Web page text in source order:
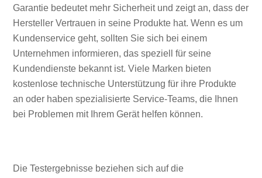
Garantie bedeutet mehr Sicherheit und zeigt an, dass der
Hersteller Vertrauen in seine Produkte hat. Wenn es um
Kundenservice geht, sollten Sie sich bei einem
Unternehmen informieren, das speziell für seine
Kundendienste bekannt ist. Viele Marken bieten
kostenlose technische Unterstützung für ihre Produkte
an oder haben spezialisierte Service-Teams, die Ihnen
bei Problemen mit Ihrem Gerät helfen können.
Die Testergebnisse beziehen sich auf die